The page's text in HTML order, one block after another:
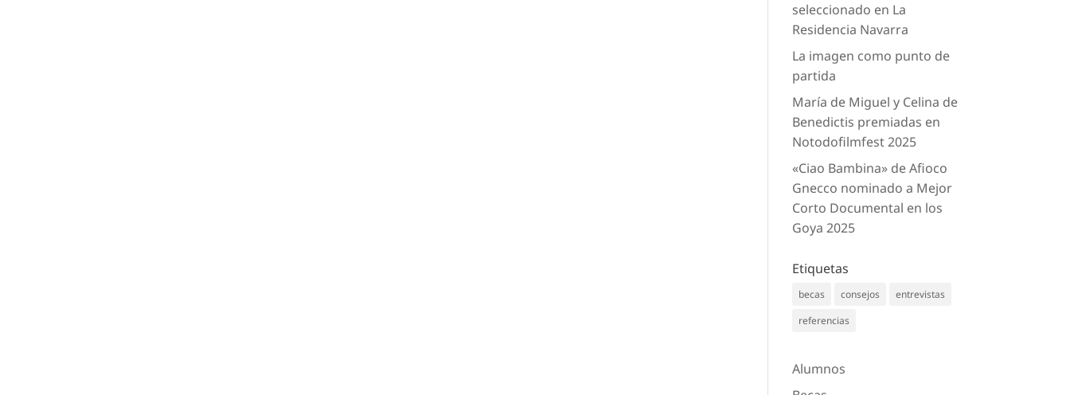
seleccionado en La
Residencia Navarra
La imagen como punto de
partida
María de Miguel y Celina de
Benedictis premiadas en
Notodofilmfest 2025
«Ciao Bambina» de Afioco
Gnecco nominado a Mejor
Corto Documental en los
Goya 2025
Etiquetas
becas consejos
entrevistas
referencias
Alumnos